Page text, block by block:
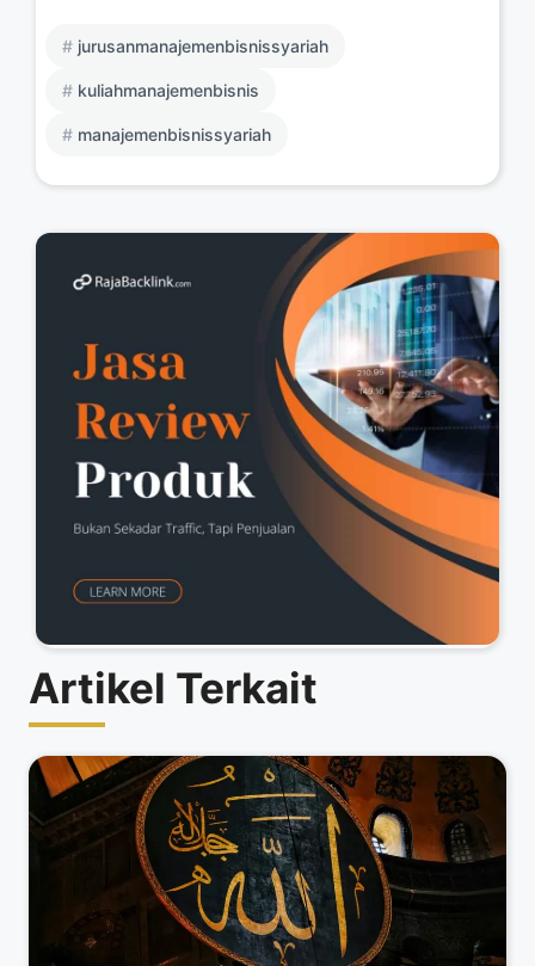
jurusanmanajemenbisnissyariah
kuliahmanajemenbisnis
manajemenbisnissyariah
Artikel Terkait